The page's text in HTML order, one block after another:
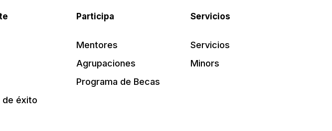
de éxito
Participa
Mentores
Agrupaciones
Programa de Becas
Servicios
Servicios
Minors